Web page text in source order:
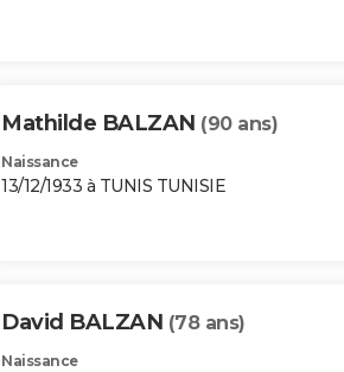
Mathilde BALZAN (90 ans)
Naissance
13/12/1933 à TUNIS TUNISIE
David BALZAN (78 ans)
Naissance